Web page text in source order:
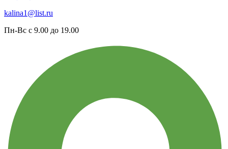
kalina1@list.ru
Пн-Вс с 9.00 до 19.00